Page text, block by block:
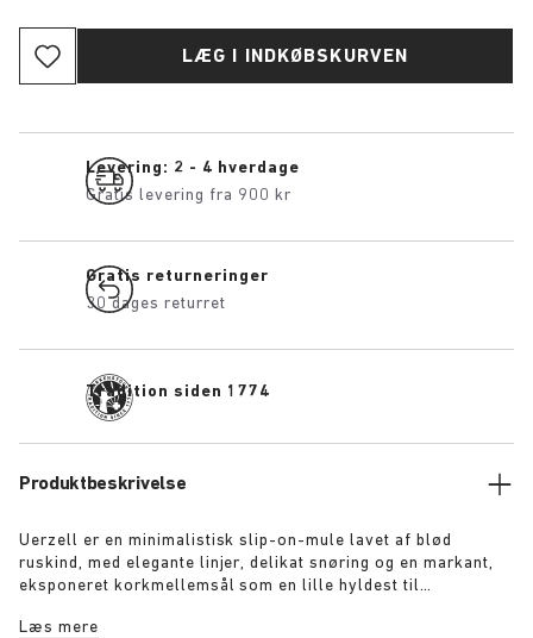
LÆG I INDKØBSKURVEN
Levering: 2 - 4 hverdage
Gratis levering fra 900 kr
Gratis returneringer
30 dages returret
Tradition siden 1774
Produktbeskrivelse
Uerzell er en minimalistisk slip-on-mule lavet af blød
ruskind, med elegante linjer, delikat snøring og en markant,
eksponeret korkmellemsål som en lille hyldest til
underspillet og fås i tonerne taupe, lime og maroon – som et
Læs mere